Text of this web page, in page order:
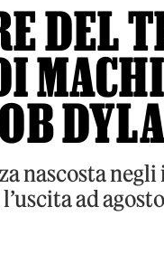
DEL
nascosta
ad